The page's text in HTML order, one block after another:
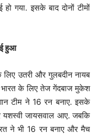
गया. इसके बाद दोनों टीमों
हुआ
उतरी और गुलबदीन नायब
भारत के लिए तेज गेंदबाज मुकेश
टीम ने 16 रन बनाए. इसके
यशस्वी जायसवाल आए. जबकि
ने भी 16 रन बनाए और मैच